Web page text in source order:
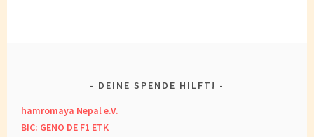
DEINE SPENDE HILFT!
hamromaya Nepal e.V.
BIC: GENO DE F1 ETK